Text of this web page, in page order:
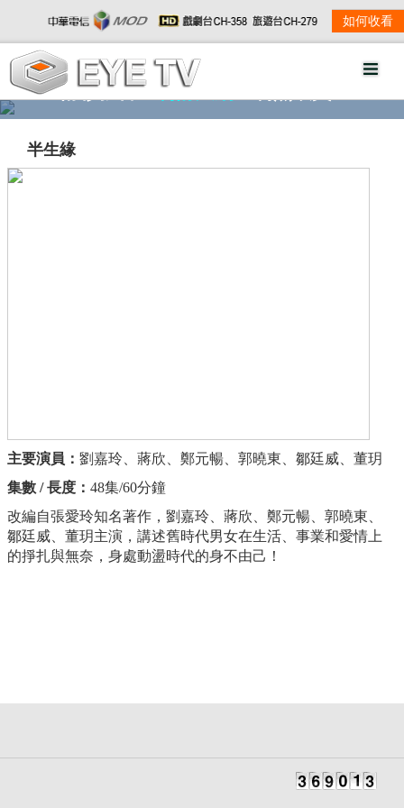
如何收看
精彩影音 劇情大綱
半生緣
主要演員： 劉嘉玲、蔣欣、鄭元暢、郭曉東、鄒廷威、董玥
集數 / 長度： 48集/60分鐘
改編自張愛玲知名著作，劉嘉玲、蔣欣、鄭元暢、郭曉東、
鄒廷威、董玥主演，講述舊時代男女在生活、事業和愛情上
的掙扎與無奈，身處動盪時代的身不由己！